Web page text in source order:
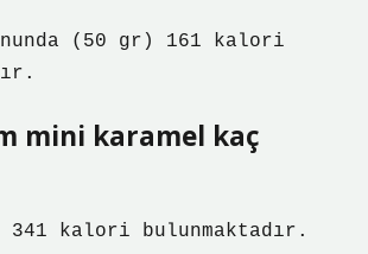
(50 gr) 161 kalori
mini karamel kaç
341 kalori bulunmaktadır.